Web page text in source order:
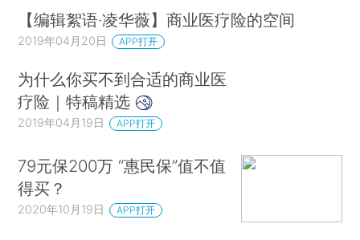
【编辑絮语·凌华薇】商业医疗险的空间
2019年04月20日 APP打开
为什么你买不到合适的商业医
疗险｜特稿精选
2019年04月19日 APP打开
79元保200万 “惠民保”值不值
得买？
2020年10月19日 APP打开